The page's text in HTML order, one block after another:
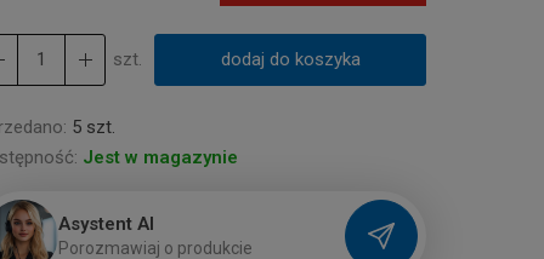
szt. dodaj do koszyka
5 szt.
Jest w magazynie
Asystent AI
Porozmawiaj o produkcie